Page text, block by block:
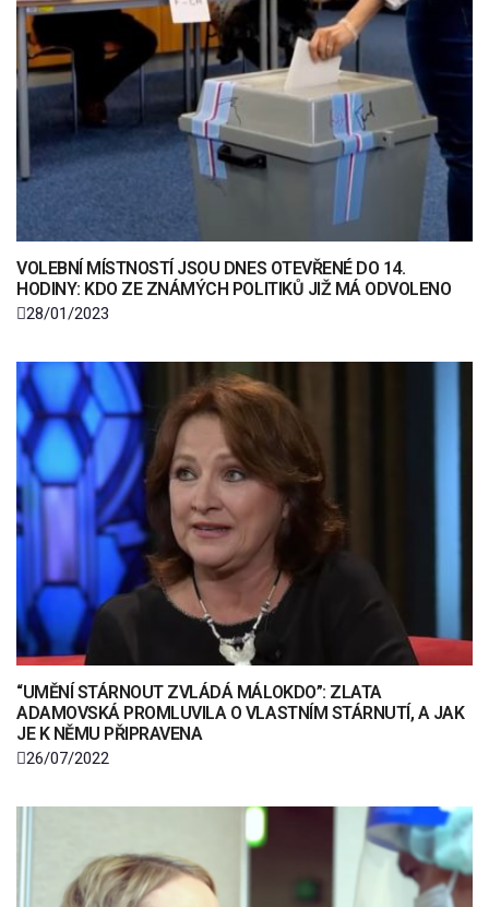
VOLEBNÍ MÍSTNOSTÍ JSOU DNES OTEVŘENÉ DO 14.
HODINY: KDO ZE ZNÁMÝCH POLITIKŮ JIŽ MÁ ODVOLENO
28/01/2023
“UMĚNÍ STÁRNOUT ZVLÁDÁ MÁLOKDO”: ZLATA
ADAMOVSKÁ PROMLUVILA O VLASTNÍM STÁRNUTÍ, A JAK
JE K NĚMU PŘIPRAVENA
26/07/2022